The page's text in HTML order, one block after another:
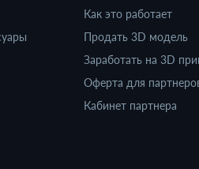
Как это работает
Продать 3D модель
Заработать на 3D
Оферта для
Кабинет партнера